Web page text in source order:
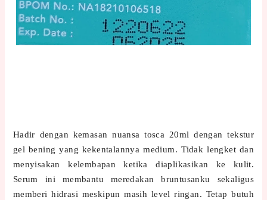
Hadir dengan kemasan nuansa tosca 20ml dengan tekstur
gel bening yang kekentalannya medium. Tidak lengket dan
menyisakan kelembapan ketika diaplikasikan ke kulit.
Serum ini membantu meredakan bruntusanku sekaligus
memberi hidrasi meskipun masih level ringan. Tetap butuh